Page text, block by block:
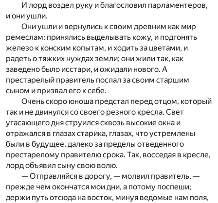
И лорд воздел руку и благословил парламентеров,
и они ушли.
Они ушли и вернулись к своим древним как мир
ремеслам: принялись выделывать кожу, и подгонять
железо к конским копытам, и ходить за цветами, и
радеть о тяжких нуждах земли; они жили так, как
заведено было исстари, и ожидали нового. А
престарелый правитель послал за своим старшим
сыном и призвал его к себе.
Очень скоро юноша предстал перед отцом, который
так и не двинулся со своего резного кресла. Свет
угасающего дня струился сквозь высокие окна и
отражался в глазах старика, глазах, что устремлены
были в будущее, далеко за пределы отведенного
престарелому правителю срока. Так, восседая в кресле,
лорд объявил сыну свою волю.
— Отправляйся в дорогу, — молвил правитель, —
прежде чем окончатся мои дни, а потому поспеши;
держи путь отсюда на восток, минуя ведомые нам поля,